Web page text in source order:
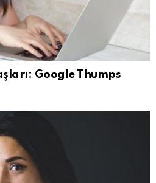
Google Thumps